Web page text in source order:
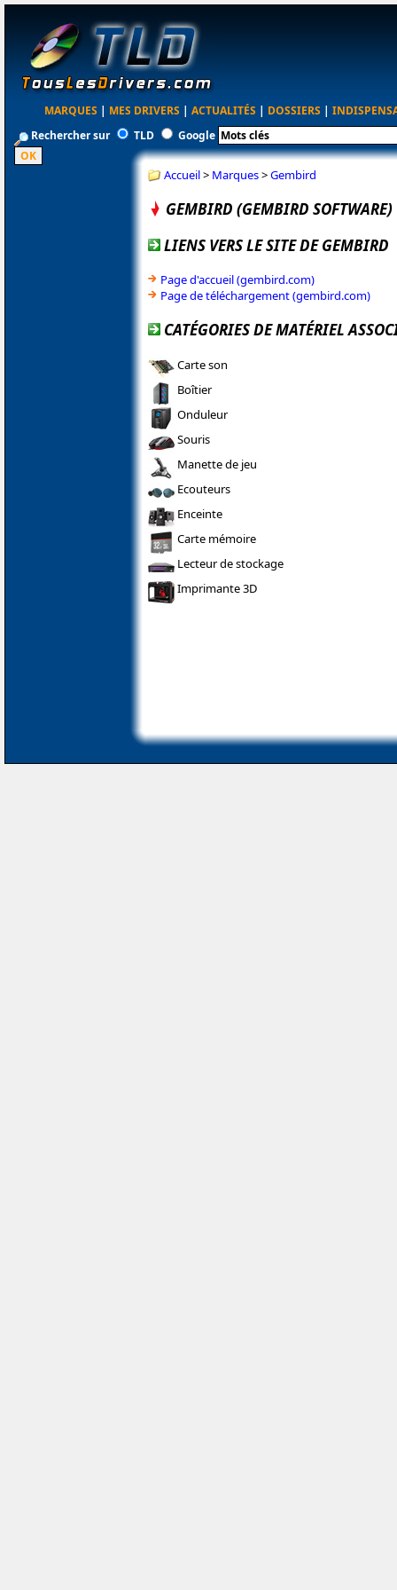
MARQUES | MES DRIVERS | ACTUALITÉS | DOSSIERS |
Rechercher sur
TLD Google
Accueil> Marques>Gembird
GEMBIRD (GEMBIRD SOFTWARE)
LIENS VERS LE SITE DE GEMBIRD
Page d'accueil (gembird.com)
Page de téléchargement (gembird.com)
CATÉGORIES DE MATÉRIEL
Carte son
Boîtier
Onduleur
Souris
Manette de jeu
Ecouteurs
Enceinte
Carte mémoire
Lecteur de stockage
Imprimante 3D